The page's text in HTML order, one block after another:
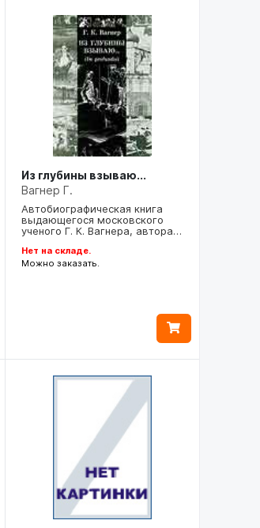
Из глубины взываю...
Вагнер Г.
Автобиографическая книга
выдающегося московского
ученого Г. К. Вагнера, автора…
Нет на складе.
Можно заказать.